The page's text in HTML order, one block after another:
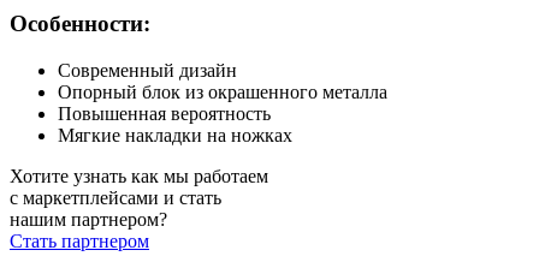
Особенности:
Современный дизайн
Опорный блок из окрашенного металла
Повышенная вероятность
Мягкие накладки на ножках
Хотите узнать как мы работаем
с маркетплейсами и стать
нашим партнером?
Стать партнером